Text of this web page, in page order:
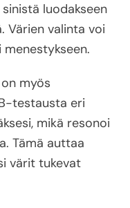
luodakseen
Värien valinta voi
myös
testausta eri
mikä resonoi
Tämä auttaa
värit tukevat